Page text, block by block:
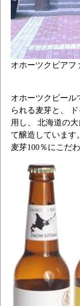
オホーツクビアフ
オホーツクビール
られる麦芽と、
用し、 北海道の
て醸造しています
麦芽100％にこだ